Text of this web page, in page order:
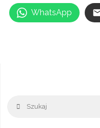
WhatsApp
Szukaj